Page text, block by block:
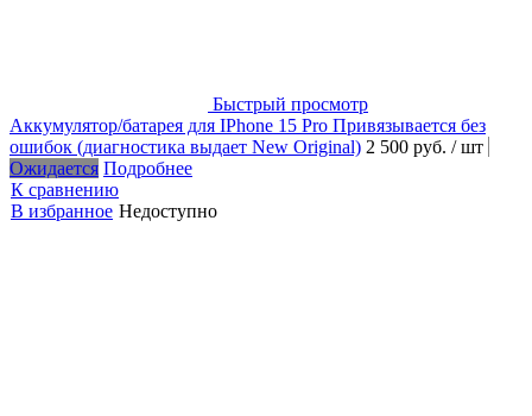
Быстрый просмотр
Аккумулятор/батарея для IPhone 15 Pro Привязывается без
ошибок (диагностика выдает New Original) 2 500 руб. / шт
Ожидается Подробнее
К сравнению
В избранное Недоступно